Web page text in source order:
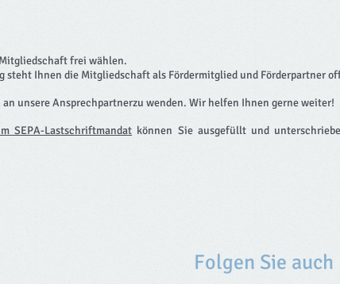
frei wählen.
steht Ihnen die Mitgliedschaft als Fördermitglied und Förderpartner
unsere Ansprechpartnerzu wenden. Wir helfen Ihnen gerne weiter!
SEPA-Lastschriftmandat können Sie ausgefüllt und
Folgen Sie auch